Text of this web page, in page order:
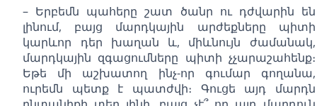
– Երբեմն պահերը շատ ծանր ու դժվարին են
լինում, բայց մարդկային արժեքները պիտի
կարևոր դեր խաղան և, միևնույն ժամանակ,
մարդկային զգացումները պիտի չչարաշահենք։
Եթե մի աշխատող ինչ-որ գումար գողանա,
ուրեմն պետք է պատժվի։ Գուցե այդ մարդն